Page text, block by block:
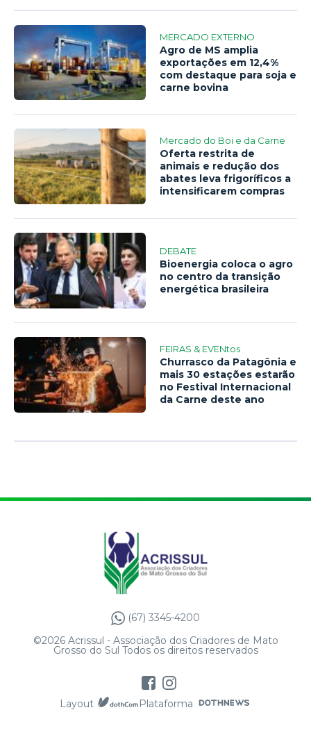
MERCADO EXTERNO
Agro de MS amplia
exportações em 12,4%
com destaque para soja e
carne bovina
Mercado do Boi e da Carne
Oferta restrita de
animais e redução dos
abates leva frigoríficos a
intensificarem compras
DEBATE
Bioenergia coloca o agro
no centro da transição
energética brasileira
FEIRAS & EVENtos
Churrasco da Patagônia e
mais 30 estações estarão
no Festival Internacional
da Carne deste ano
(67) 3345-4200
©2026 Acrissul - Associação dos Criadores de Mato
Grosso do Sul Todos os direitos reservados
Layout Plataforma